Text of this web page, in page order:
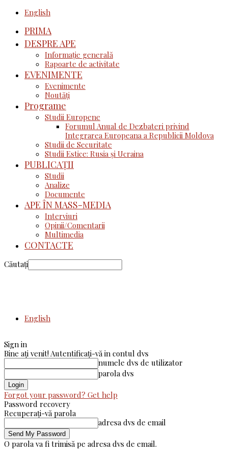
English
PRIMA
DESPRE APE
Informație generală
Rapoarte de activitate
EVENIMENTE
Evenimente
Noutăţi
Programe
Studii Europene
Forumul Anual de Dezbateri privind
Integrarea Europeana a Republicii Moldova
Studii de Securitate
Studii Estice: Rusia și Ucraina
PUBLICAȚII
Studii
Analize
Documente
APE ÎN MASS-MEDIA
Interviuri
Opinii/Comentarii
Multimedia
CONTACTE
Căutați
English
Sign in
Bine ați venit! Autentificați-vă in contul dvs
numele dvs de utilizator
parola dvs
Forgot your password? Get help
Password recovery
Recuperați-vă parola
adresa dvs de email
O parola va fi trimisă pe adresa dvs de email.